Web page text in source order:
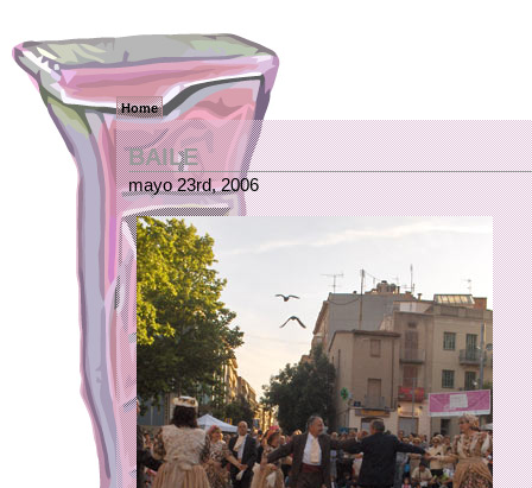
Home
BAILE
mayo 23rd, 2006